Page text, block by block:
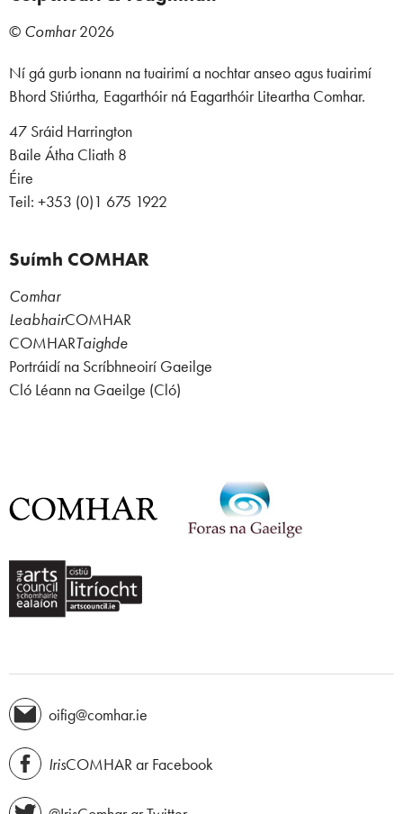
© Comhar2026
Ní gá gurb ionann na tuairimí a nochtar anseo agus tuairimí
Bhord Stiúrtha, Eagarthóir ná Eagarthóir Liteartha Comhar.
47 Sráid Harrington
Baile Átha Cliath 8
Éire
Teil: +353 (0)1 675 1922
Suímh COMHAR
Comhar
LeabhairCOMHAR
COMHARTaighde
Portráidí na Scríbhneoirí Gaeilge
Cló Léann na Gaeilge (Cló)
oifig@comhar.ie
IrisCOMHAR ar Facebook